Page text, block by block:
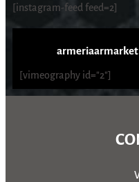
[instagram-feed feed=2]
armeriaarmarket
[vimeography id="2"]